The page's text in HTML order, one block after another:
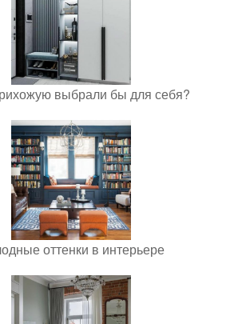
выбрали бы для себя?
оттенки в интерьере